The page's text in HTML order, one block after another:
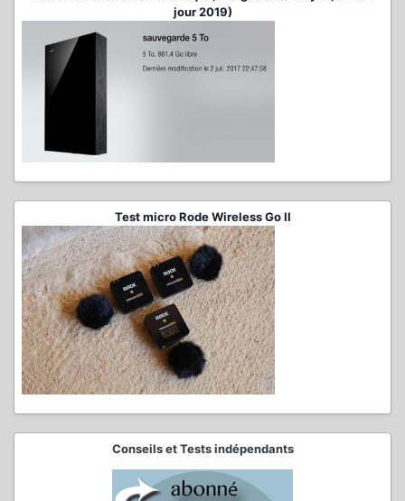
jour 2019)
Test micro Rode Wireless Go II
Conseils et Tests indépendants